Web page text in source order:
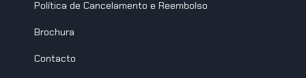
Política de Cancelamento e Reembolso
Brochura
Contacto